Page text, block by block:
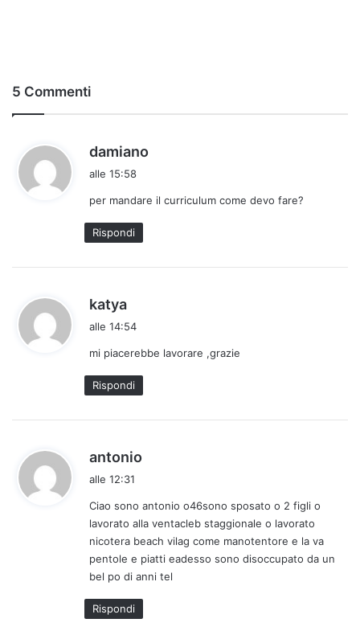
5 Commenti
damiano
e
alle 15:58
per mandare il curriculum come devo fare?
Rispondi
katya
e
t
t
alle 14:54
mi piacerebbe lavorare ,grazie
Rispondi
antonio
e
t
t
o
:
alle 12:31
Ciao sono antonio o46sono sposato o 2 figli o
lavorato alla ventacleb staggionale o lavorato
nicotera beach vilag come manotentore e la va
pentole e piatti eadesso sono disoccupato da un
bel po di anni tel
Rispondi